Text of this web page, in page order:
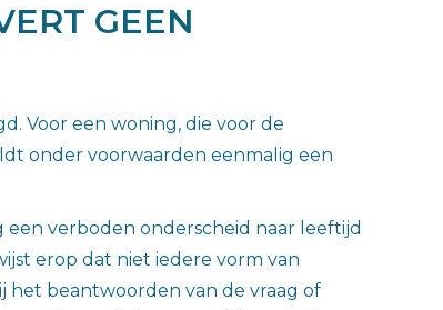
GEEN
Voor een woning, die voor de
onder voorwaarden eenmalig een
verboden onderscheid naar leeftijd
erop dat niet iedere vorm van
het beantwoorden van de vraag of